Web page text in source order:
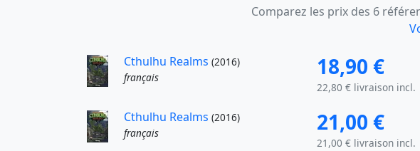
Comparez les prix des 6
Cthulhu Realms (2016)
français
18,90 €
22,80 € livraison incl.
Cthulhu Realms (2016)
français
21,00 €
21,00 € livraison incl.